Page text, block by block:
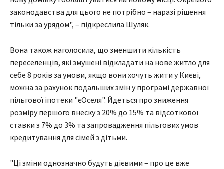
законодавства для цього не потрібно – наразі рішення
тільки за урядом", – підкреслила Шуляк.
Вона також наголосила, що зменшити кількість
переселенців, які змушені відкладати на нове житло для
себе 8 років за умови, якщо вони хочуть жити у Києві,
можна за рахунок подальших змін у програмі державної
пільгової іпотеки "єОселя". Йдеться про зниження
розміру першого внеску з 20% до 15% та відсоткової
ставки з 7% до 3% та запровадження пільгових умов
кредитування для сімей з дітьми.
"Ці зміни однозначно будуть дієвими – про це вже